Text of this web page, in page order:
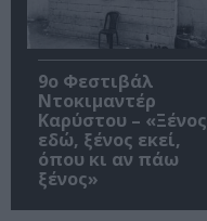
9ο Φεστιβάλ
Ντοκιμαντέρ
Καρύστου – «Ξένος
εδώ, ξένος εκεί,
όπου κι αν πάω
ξένος»